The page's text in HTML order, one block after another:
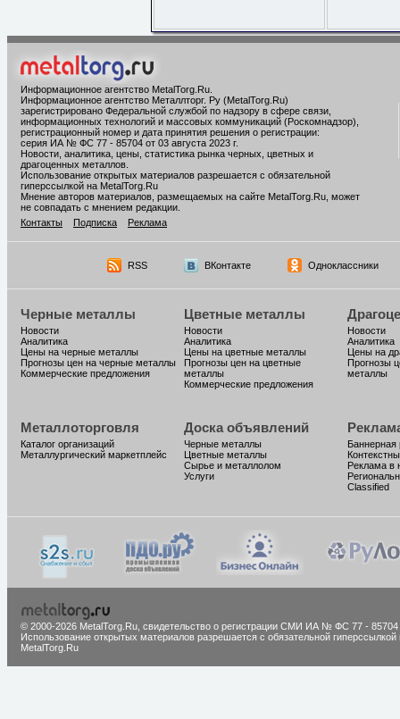
Информационное агентство MetalTorg.Ru
Информационное агентство Металлторг. Ру (MetalTorg.Ru)
зарегистрировано Федеральной службой по надзору в сфере связи,
информационных технологий и массовых коммуникаций (Роскомнадзор),
регистрационный номер и дата принятия решения о регистрации:
серия ИА № ФС 77 - 85704 от 03 августа 2023 г.
Новости, аналитика, цены, статистика рынка черных, цветных и
драгоценных металлов.
Использование открытых материалов разрешается с обязательной
гиперссылкой на MetalTorg.Ru
Мнение авторов материалов, размещаемых на сайте MetalTorg.Ru, может
не совпадать с мнением редакции.
Контакты
Подписка Реклама
RSS ВКонтакте Одноклассники
Черные металлы
Новости
Аналитика
Цены на черные металлы
Прогнозы цен на черные металлы
Коммерческие предложения
Цветные металлы
Новости
Аналитика
Цены на цветные металлы
Прогнозы цен на цветные
металлы
Коммерческие предложения
Новости
Аналитика
Цены на
Прогнозы
металлы
Металлоторговля
Каталог организаций
Металлургический маркетплейс
Доска объявлений
Черные металлы
Цветные металлы
Сырье и металлолом
Услуги
Баннерная
Реклама в
Classified
© 2000-2026 MetalTorg.Ru, cвидетельство о регистрации СМИ ИА № ФС 77 - 85704
Использование открытых материалов разрешается с обязательной гиперссылкой
MetalTorg.Ru